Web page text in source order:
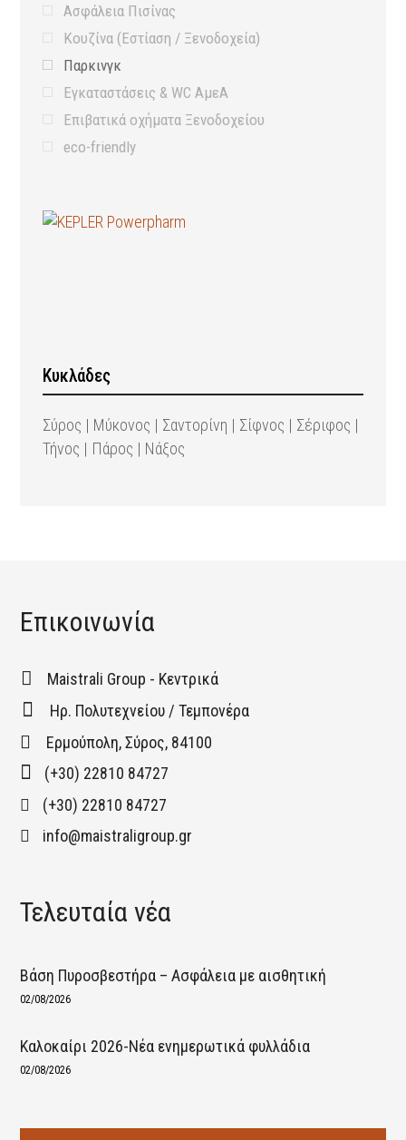
Ασφάλεια Πισίνας
Κουζίνα (Εστίαση / Ξενοδοχεία)
Παρκινγκ
Εγκαταστάσεις & WC ΑμεΑ
Επιβατικά οχήματα Ξενοδοχείου
eco-friendly
Κυκλάδες
Σύρος | Μύκονος | Σαντορίνη | Σίφνος | Σέριφος |
Τήνος | Πάρος | Νάξος
Επικοινωνία
Maistrali Group - Κεντρικά
Ηρ. Πολυτεχνείου / Τεμπονέρα
Ερμούπολη, Σύρος, 84100
(+30) 22810 84727
(+30) 22810 84727
info@maistraligroup.gr
Τελευταία νέα
Βάση Πυροσβεστήρα – Ασφάλεια με αισθητική
02/08/2026
Καλοκαίρι 2026-Νέα ενημερωτικά φυλλάδια
02/08/2026